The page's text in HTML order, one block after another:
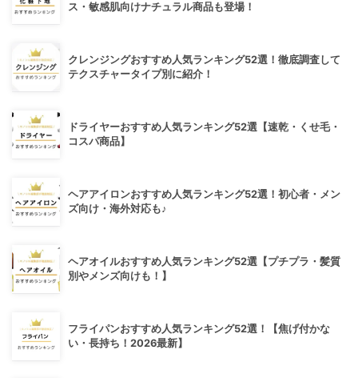
ス・敏感肌向けナチュラル商品も登場！
クレンジングおすすめ人気ランキング52選！徹底調査して
テクスチャータイプ別に紹介！
ドライヤーおすすめ人気ランキング52選【速乾・くせ毛・
コスパ商品】
ヘアアイロンおすすめ人気ランキング52選！初心者・メン
ズ向け・海外対応も♪
ヘアオイルおすすめ人気ランキング52選【プチプラ・髪質
別やメンズ向けも！】
フライパンおすすめ人気ランキング52選！【焦げ付かな
い・長持ち！2026最新】